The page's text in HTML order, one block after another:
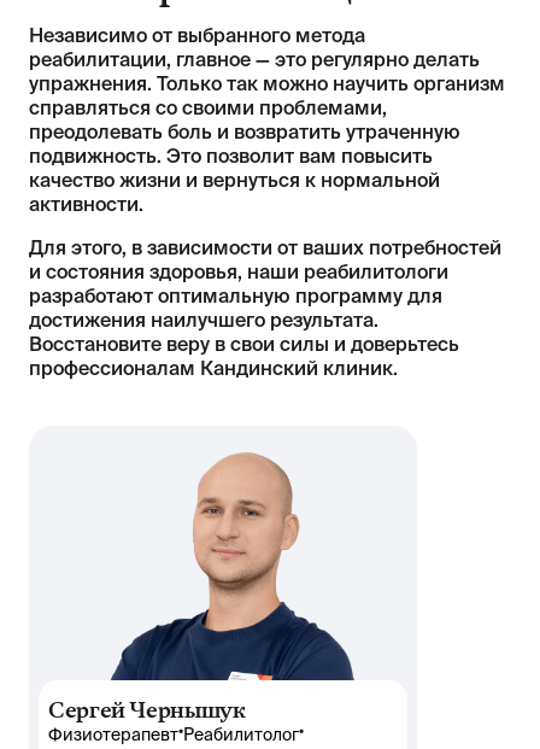
Независимо от выбранного метода
реабилитации, главное — это регулярно делать
упражнения. Только так можно научить организм
справляться со своими проблемами,
преодолевать боль и возвратить утраченную
подвижность. Это позволит вам повысить
качество жизни и вернуться к нормальной
активности.
Для этого, в зависимости от ваших потребностей
и состояния здоровья, наши реабилитологи
разработают оптимальную программу для
достижения наилучшего результата.
Восстановите веру в свои силы и доверьтесь
профессионалам Кандинский клиник.
Сергей Чернышук
Физиотерапевт• Реабилитолог•